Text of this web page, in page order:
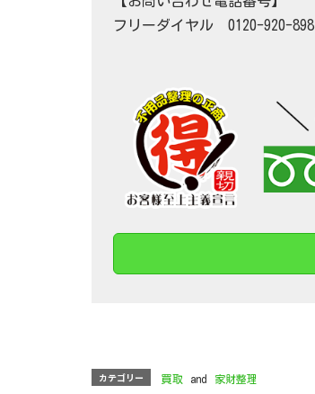
フリーダイヤル 0120-920-898
カテゴリー 買取 and 家財整理